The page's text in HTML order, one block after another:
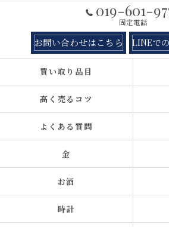
019-601-
固定電話
お問い合わせはこちら LINEで
買い取り品目
高く売るコツ
よくある質問
金
お酒
時計